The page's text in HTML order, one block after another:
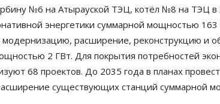
№6 на Атырауской ТЭЦ, котёл №8 на ТЭЦ в
энергетики суммарной мощностью
расширение, реконструкцию и
2 ГВт. Для покрытия потребностей
68 проектов. До 2035 года в планах
существующих станций суммарной